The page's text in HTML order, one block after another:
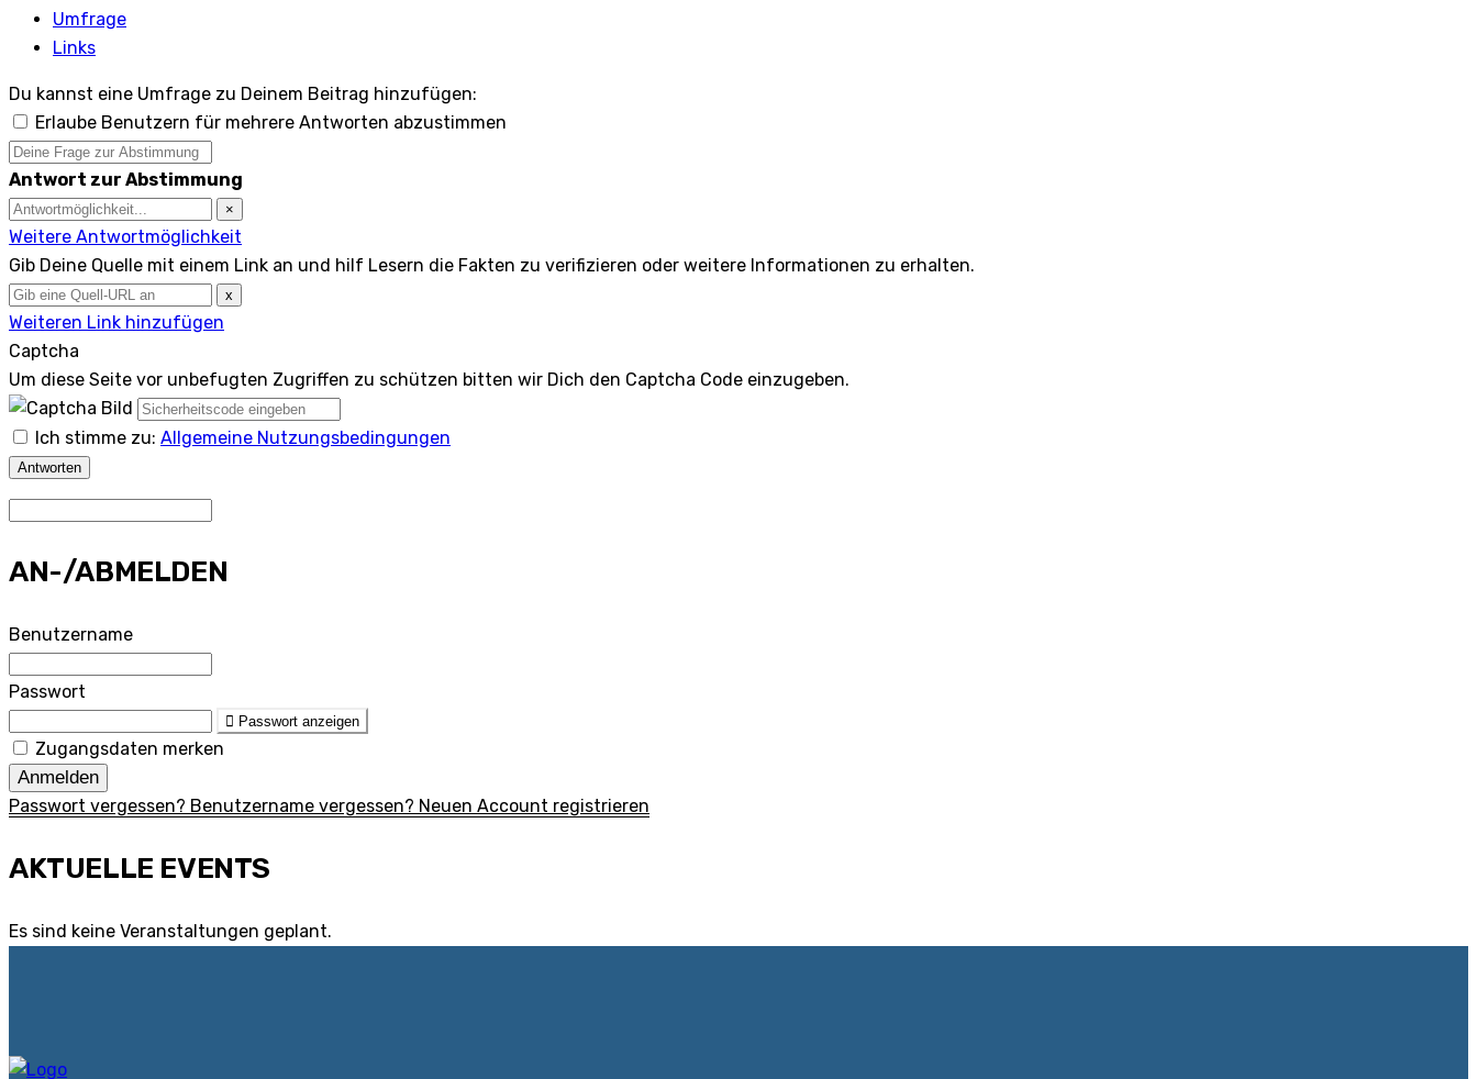
Umfrage
Links
Du kannst eine Umfrage zu Deinem Beitrag hinzufügen:
Erlaube Benutzern für mehrere Antworten abzustimmen
Antwort zur Abstimmung
×
Weitere Antwortmöglichkeit
Gib Deine Quelle mit einem Link an und hilf Lesern die Fakten zu verifizieren oder weitere Informationen zu erhalten.
x
Weiteren Link hinzufügen
Captcha
Um diese Seite vor unbefugten Zugriffen zu schützen bitten wir Dich den Captcha Code einzugeben.
Ich stimme zu: Allgemeine Nutzungsbedingungen
Antworten
AN-/ABMELDEN
Benutzername
Passwort
Passwort anzeigen
Zugangsdaten merken
Anmelden
Passwort vergessen? Benutzername vergessen? Neuen Account registrieren
AKTUELLE EVENTS
Es sind keine Veranstaltungen geplant.